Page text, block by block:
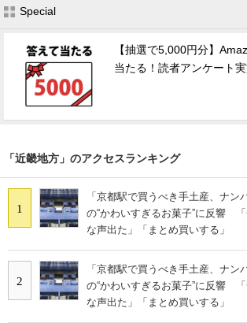
Special
【抽選で5,000円分】
当たる！読者アンケート
「近畿地方」のアクセスランキング
1
「京都駅で買うべき手土産、ナ
の“かわいすぎるお菓子”に反響
な声出た」「まとめ買いする」
2
「京都駅で買うべき手土産、ナ
の“かわいすぎるお菓子”に反響
な声出た」「まとめ買いする」